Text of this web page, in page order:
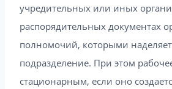
учредительных или иных
распорядительных документах
полномочий, которыми
подразделение. При этом
стационарным, если оно